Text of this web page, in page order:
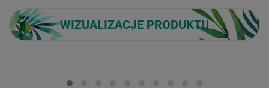
WIZUALIZACJE PRODUKTU